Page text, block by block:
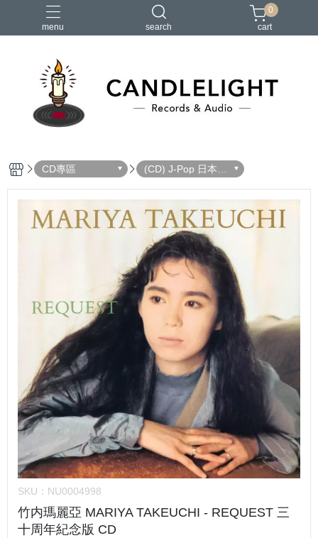
menu search
2026大港開唱 RSD 聖誕節 鏈鋸人蕾潔篇 黑潮好針
0
cart
CD專區
(CD) J-Pop 日本流
行
SKU： NU0004998
竹内瑪麗亞 MARIYA TAKEUCHI - REQUEST 三
十周年紀念版 CD